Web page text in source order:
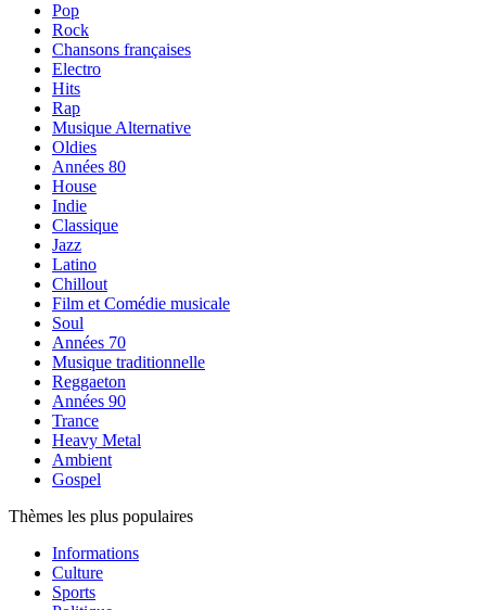
Pop
Rock
Chansons françaises
Electro
Hits
Rap
Musique Alternative
Oldies
Années 80
House
Indie
Classique
Jazz
Latino
Chillout
Film et Comédie musicale
Soul
Années 70
Musique traditionnelle
Reggaeton
Années 90
Trance
Heavy Metal
Ambient
Gospel
Thèmes les plus populaires
Informations
Culture
Sports